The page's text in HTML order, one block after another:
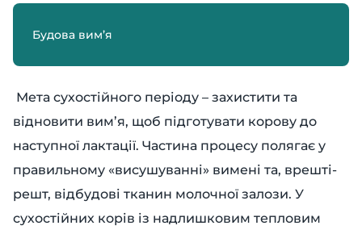
Будова вим’я
Мета сухостійного періоду – захистити та
відновити вим’я, щоб підготувати корову до
наступної лактації. Частина процесу полягає у
правильному «висушуванні» вимені та, врешті-
решт, відбудові тканин молочної залози. У
сухостійних корів із надлишковим тепловим